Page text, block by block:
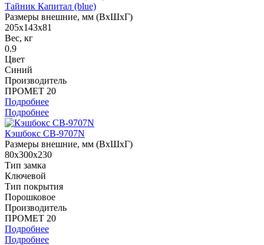
Тайник Капитал (blue)
Размеры внешние, мм (ВхШхГ)
205x143x81
Вес, кг
0.9
Цвет
Синий
Производитель
ПРОМЕТ 20
Подробнее
Подробнее
Кэшбокс CB-9707N
Размеры внешние, мм (ВхШхГ)
80x300x230
Тип замка
Ключевой
Тип покрытия
Порошковое
Производитель
ПРОМЕТ 20
Подробнее
Подробнее